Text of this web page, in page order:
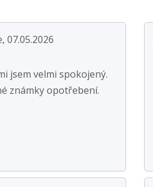
07.05.2026
jsem velmi spokojený.
známky opotřebení.